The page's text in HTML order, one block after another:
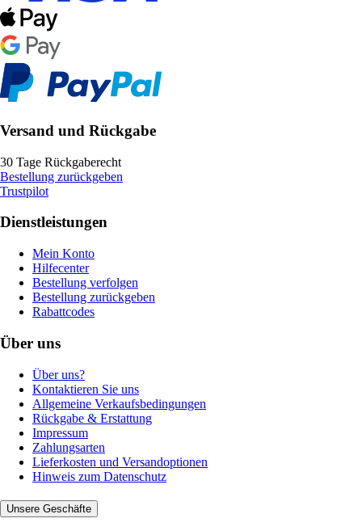
Versand und Rückgabe
30 Tage Rückgaberecht
Bestellung zurückgeben
Trustpilot
Dienstleistungen
Mein Konto
Hilfecenter
Bestellung verfolgen
Bestellung zurückgeben
Rabattcodes
Über uns
Über uns?
Kontaktieren Sie uns
Allgemeine Verkaufsbedingungen
Rückgabe & Erstattung
Impressum
Zahlungsarten
Lieferkosten und Versandoptionen
Hinweis zum Datenschutz
Unsere Geschäfte